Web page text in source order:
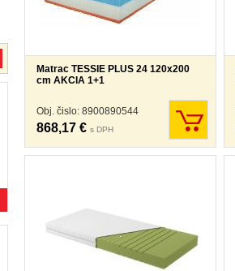
Matrac TESSIE PLUS 24 120x200
cm AKCIA 1+1
Obj. čislo: 8900890544
868,17 € s DPH